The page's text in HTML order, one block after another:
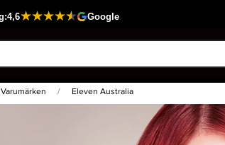
Varumärken Eleven Australia